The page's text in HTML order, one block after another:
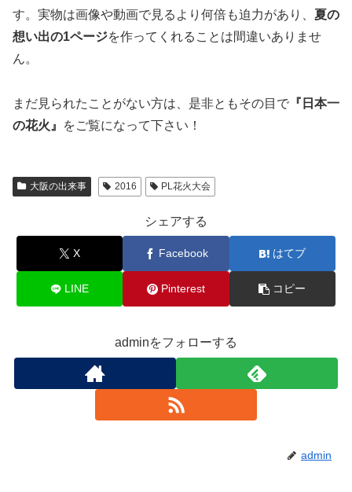
す。実物は画像や動画で見るより何倍も迫力があり、 夏の
想い出の1ページを作ってくれることは間違いありませ
ん。
まだ見られたことがない方は、是非ともその目で 『日本一
の花火』
をご覧になって下さい！
大阪の出来事 2016 PL花火大会
シェアする
X Facebook はてブ
LINE Pinterest コピー
adminをフォローする
admin